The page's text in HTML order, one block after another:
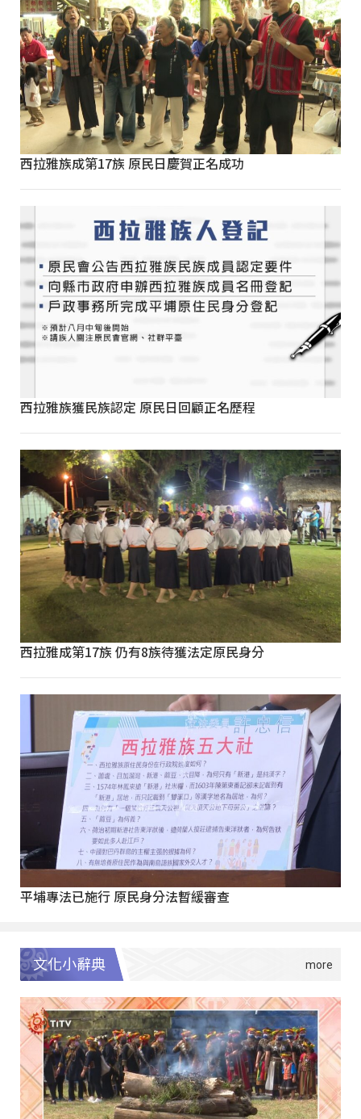
西拉雅族成第17族 原民日慶賀正名成功
西拉雅族獲民族認定 原民日回顧正名歷程
西拉雅成第17族 仍有8族待獲法定原民身分
平埔專法已施行 原民身分法暫緩審查
文化小辭典